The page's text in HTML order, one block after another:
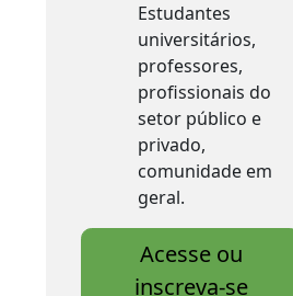
Estudantes
universitários,
professores,
profissionais do
setor público e
privado,
comunidade em
geral.
Acesse ou
inscreva-se